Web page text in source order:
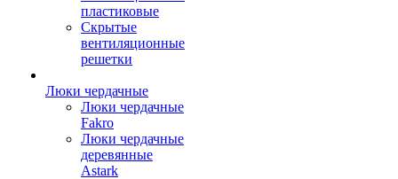
пластиковые
Скрытые
вентиляционные
решетки
Люки чердачные
Люки чердачные
Fakro
Люки чердачные
деревянные
Astark